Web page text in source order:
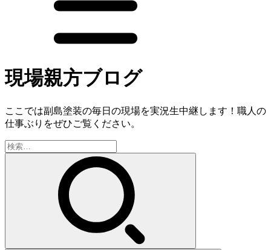
現場親方ブログ
ここでは副島塗装の毎日の現場を実況生中継します！職人の
仕事ぶりをぜひご覧ください。
検
索: